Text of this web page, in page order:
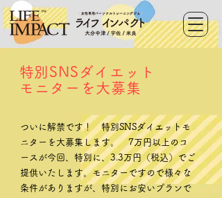
​特別SNSダイエット
モニターを大募集
ついに解禁です！ 特別SNSダイエットモ
ニターを大募集します。 7万円以上のコ
ースが今回、特別に、3.3万円（税込）でご
提供いたします。モニターですので様々な
条件がありますが、特別にお安いプランで